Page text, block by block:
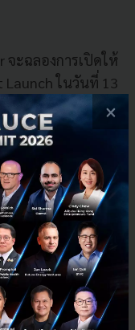
จะฉลองการเปิดให้
Launch ในวันที่ 13
พิเศษมากมาย และ
ใหญ่อีกครั้งในวันที่
×